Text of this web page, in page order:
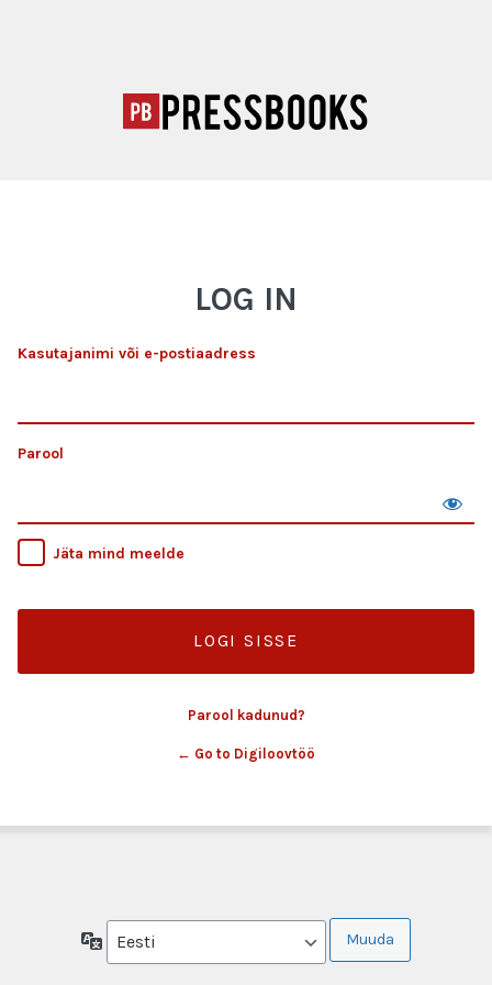
LOG IN
Kasutajanimi või e-postiaadress
Parool
Jäta mind meelde
Parool kadunud?
← Go to Digiloovtöö
Keel